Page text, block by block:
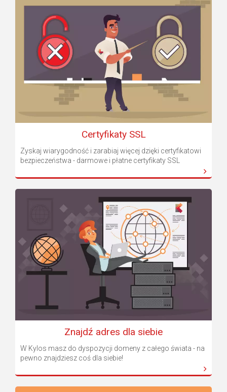
Certyfikaty SSL
Zyskaj wiarygodność i zarabiaj więcej dzięki certyfikatowi
bezpieczeństwa - darmowe i płatne certyfikaty SSL
Znajdź adres dla siebie
W Kylos masz do dyspozycji domeny z całego świata - na
pewno znajdziesz coś dla siebie!